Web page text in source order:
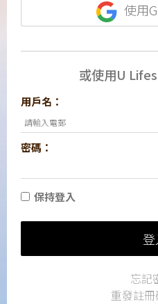
使用
或使用U
用戶名：
密碼：
保持登入
登
忘記
重發註